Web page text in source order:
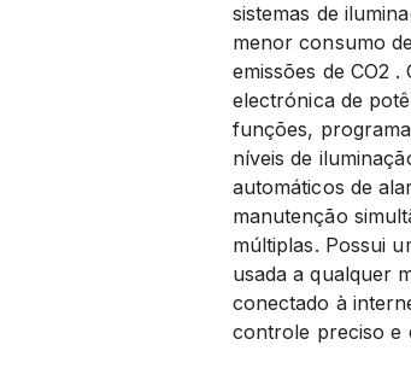
sistemas de
menor consumo
emissões de CO2
electrónica de
funções,
níveis de
automáticos de
manutenção
múltiplas. Possui
usada a qualquer
conectado à
controle preciso e